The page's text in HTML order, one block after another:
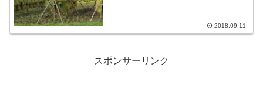
2018.09.11
スポンサーリンク